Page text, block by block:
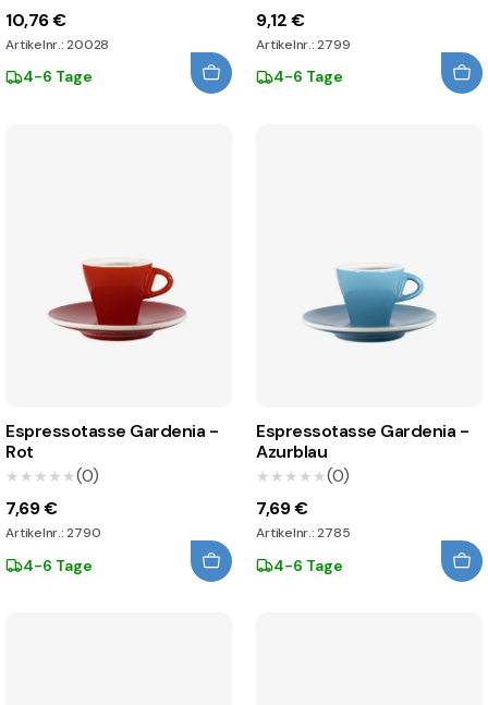
10,76 €
Artikelnr.: 20028
4-6 Tage
9,12 €
Artikelnr.: 2799
4-6 Tage
Espressotasse Gardenia -
Rot
★★★★★
★★★★★(0)
7,69 €
Artikelnr.: 2790
4-6 Tage
Espressotasse Gardenia -
Azurblau
★★★★★
★★★★★(0)
7,69 €
Artikelnr.: 2785
4-6 Tage